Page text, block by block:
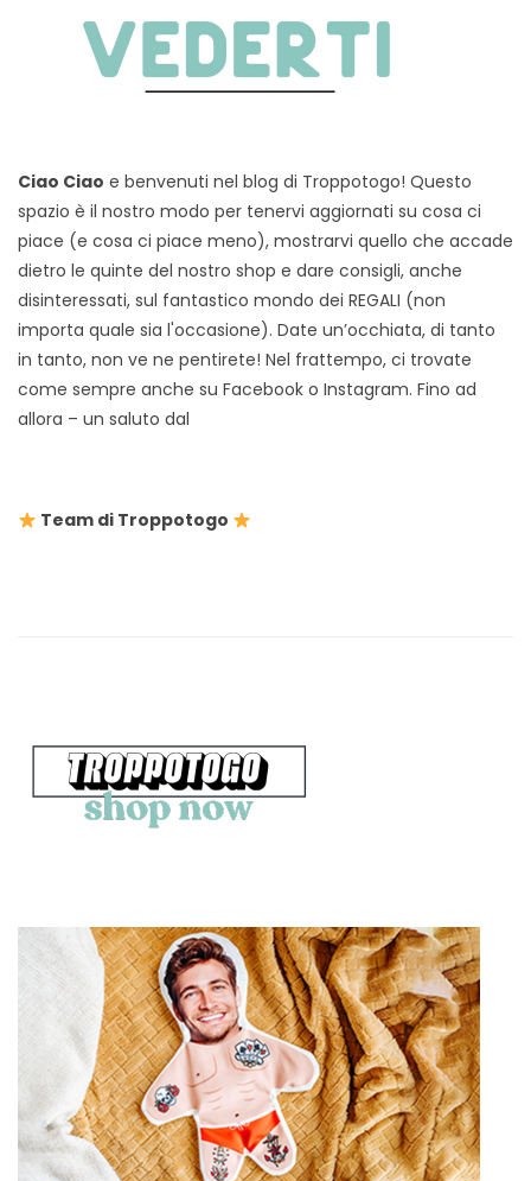
Ciao Ciao e benvenuti nel blog di Troppotogo! Questo
spazio è il nostro modo per tenervi aggiornati su cosa ci
piace (e cosa ci piace meno), mostrarvi quello che accade
dietro le quinte del nostro shop e dare consigli, anche
disinteressati, sul fantastico mondo dei REGALI (non
importa quale sia l'occasione). Date un’occhiata, di tanto
in tanto, non ve ne pentirete! Nel frattempo, ci trovate
come sempre anche su Facebook o Instagram. Fino ad
allora – un saluto dal
Team di Troppotogo